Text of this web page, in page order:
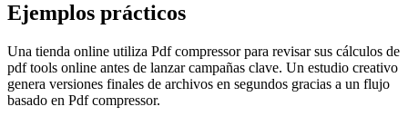
Ejemplos prácticos
Una tienda online utiliza Pdf compressor para revisar sus cálculos de
pdf tools online antes de lanzar campañas clave. Un estudio creativo
genera versiones finales de archivos en segundos gracias a un flujo
basado en Pdf compressor.